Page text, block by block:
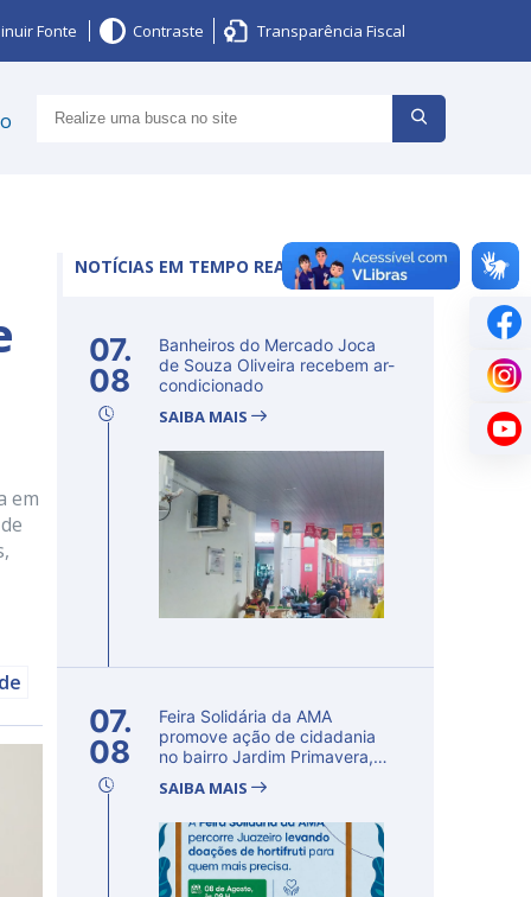
Fonte Contraste Transparência Fiscal
em
NOTÍCIAS EM TEMPO REAL
07.
08
Banheiros do Mercado Joca
de Souza Oliveira recebem ar-
condicionado
SAIBA MAIS
07.
08
Feira Solidária da AMA
promove ação de cidadania
no bairro Jardim Primavera,
SAIBA MAIS